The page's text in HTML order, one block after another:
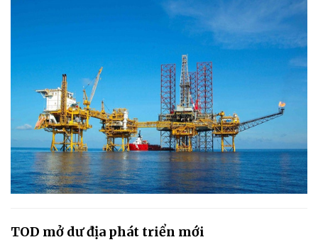
TOD mở dư địa phát triển mới